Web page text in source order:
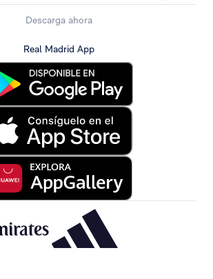
Descarga ahora
Real Madrid App